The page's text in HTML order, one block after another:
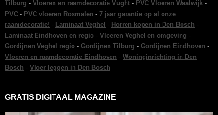
Tilburg - Vloeren en raamdecoratie Vught - PVC Vloeren Waalwijk -
PVC - PVC vloeren Rosmalen - 7 jaar garantie op al onze
raamdecoratie! - Laminaat Veghel - Horren kopen in Den Bosch -
Laminaat Eindhoven en regio - Vloeren Veghel en omgeving -
Gordijnen Veghel regio - Gordijnen Tilburg - Gordijnen Eindhoven -
Vloeren en raamdecoratie Eindhoven - Woninginrichting in Den
Bosch - Vloer leggen in Den Bosch
GRATIS DIGITAAL MAGAZINE